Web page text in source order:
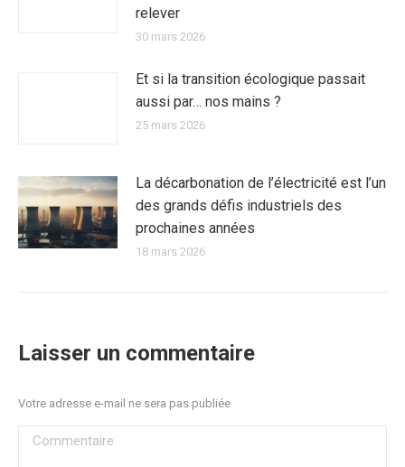
relever
30 mars 2026
Et si la transition écologique passait
aussi par… nos mains ?
25 mars 2026
La décarbonation de l’électricité est l’un
des grands défis industriels des
prochaines années
18 mars 2026
Laisser un commentaire
Votre adresse e-mail ne sera pas publiée
Commentaire